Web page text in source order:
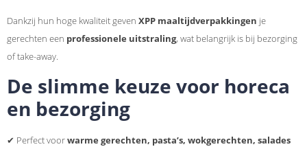
Dankzij hun hoge kwaliteit geven XPP maaltijdverpakkingen je
gerechten een professionele uitstraling, wat belangrijk is bij bezorging
of take-away.
De slimme keuze voor horeca
en bezorging
✔ Perfect voorwarme gerechten, pasta’s, wokgerechten, salades